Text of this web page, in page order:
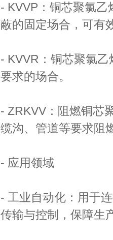
- KVVP：铜芯聚氯
蔽的固定场合，可有
- KVVR：铜芯聚氯
要求的场合。
- ZRKVV：阻燃铜芯
缆沟、管道等要求阻
- 应用领域
- 工业自动化：用于
传输与控制，保障生